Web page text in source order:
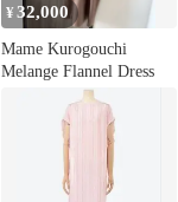
¥32,000
Mame Kurogouchi
Melange Flannel Dress